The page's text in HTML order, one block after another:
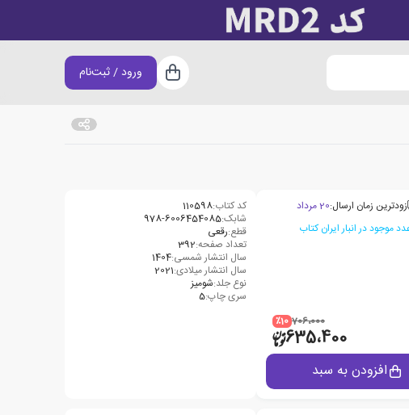
سبد خرید
ورود / ثبت‌نام
زودترین زمان ارسال:20 مرداد
706،000 ٪10
635،400
افزودن به سبد
کد کتاب:110598
شابک:978-6006454085
قطع:رقعی
تعداد صفحه:392
سال انتشار شمسی:1404
سال انتشار میلادی:2021
نوع جلد:شومیز
سری چاپ:5